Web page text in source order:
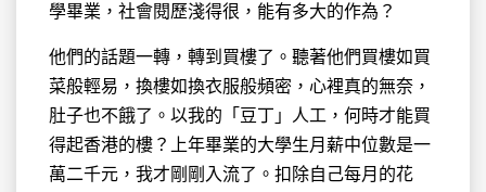
學畢業，社會閱歷淺得很，能有多大的作為？
他們的話題一轉，轉到買樓了。聽著他們買樓如買
菜般輕易，換樓如換衣服般頻密，心裡真的無奈，
肚子也不餓了。以我的「豆丁」人工，何時才能買
得起香港的樓？上年畢業的大學生月薪中位數是一
萬二千元，我才剛剛入流了。扣除自己每月的花